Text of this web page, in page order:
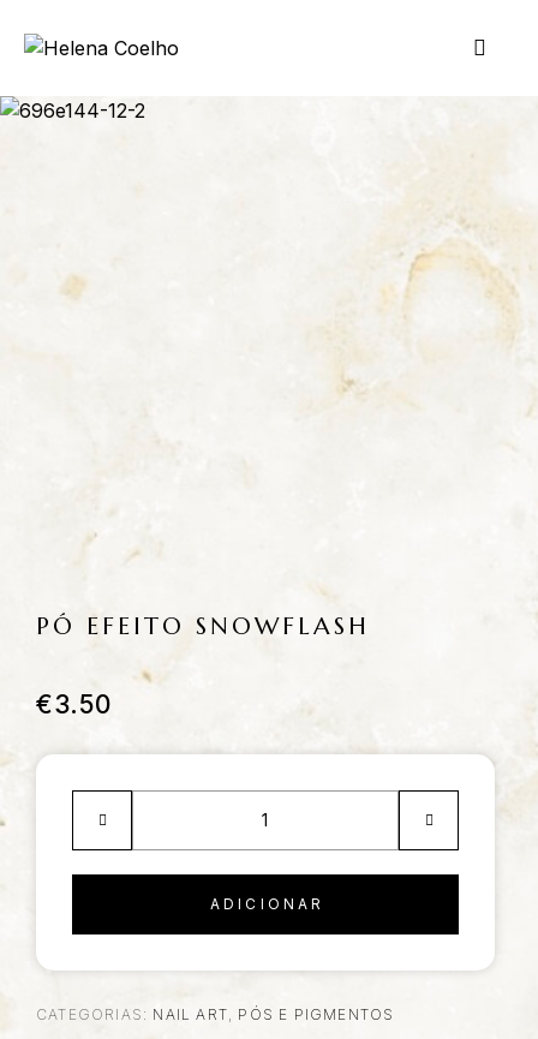
PÓ EFEITO SNOWFLASH
€3.50
ADICIONAR
CATEGORIAS: NAIL ART, PÓS E PIGMENTOS